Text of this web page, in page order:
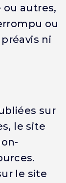
ou autres,
ou
ni
sur
le site
le site